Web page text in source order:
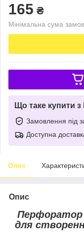
165 ₴
Мінімальна сума
Що таке купити
Замовлення під
Доступна
Опис
Опис
Перфоратор
для